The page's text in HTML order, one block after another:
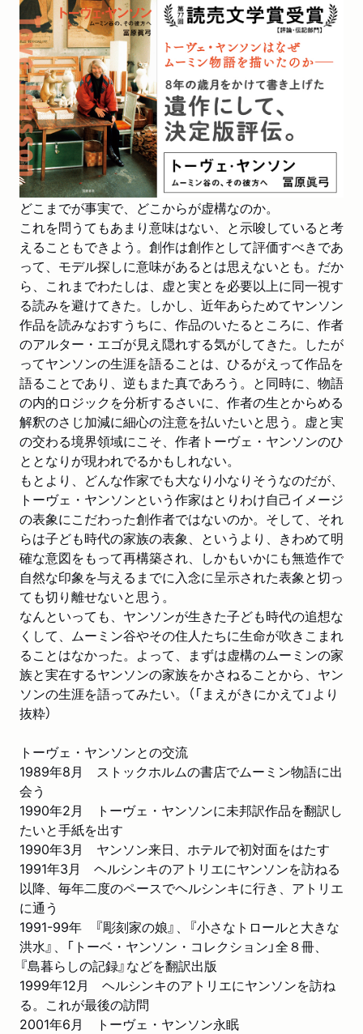
朝日新聞で紹介されました。（評者：石井美保さん）「自分
であろうとする真随に共感」
新聞2025/09/21
共同通信より書評が配信されました。（評者：柗村裕子さん）「虚
実の境に浮かぶ作者像」※以降、京都新聞ほか各地方紙に掲載
WEB2025/09/21
リアルサウンド ブックで紹介されました。「ムーミン谷は
なぜ生まれたのか？ ヤンソン研究の第一人者が解き明か
す、創作と人生」
新聞 2025/09/14
産経新聞で紹介されました。（評者：祖父江慎さん）「ムー
ミン作者 丸ごと」
雑誌2025/09/04
「週刊新潮」9月11日号「15行本棚」で紹介されました。
雑誌2025/09/01
「週刊エコノミスト」9月9日号「Book Review」で紹介され
ました。
新聞2025/08/25
読売新聞夕刊「本よみうり堂 トレンド館」で紹介されまし
た。「作者と直接交流」
新聞2025/08/16
日本経済新聞で紹介されました。（評者:森絵都さん）
新聞2025/08/10
読売新聞「本よみうり堂」で紹介されました。（評者:奈倉有
里さん）
新聞 2025/07/23
朝日新聞「天声人語」で紹介されました。
どこまでが事実で、どこからが虚構なのか。
これを問うてもあまり意味はない、と示唆していると考
えることもできよう。創作は創作として評価すべきであ
って、モデル探しに意味があるとは思えないとも。だか
ら、これまでわたしは、虚と実とを必要以上に同一視す
る読みを避けてきた。しかし、近年あらためてヤンソン
作品を読みなおすうちに、作品のいたるところに、作者
のアルター・エゴが見え隠れする気がしてきた。したが
ってヤンソンの生涯を語ることは、ひるがえって作品を
語ることであり、逆もまた真であろう。と同時に、物語
の内的ロジックを分析するさいに、作者の生とからめる
解釈のさじ加減に細心の注意を払いたいと思う。虚と実
の交わる境界領域にこそ、作者トーヴェ・ヤンソンのひ
ととなりが現われでるかもしれない。
もとより、どんな作家でも大なり小なりそうなのだが、
トーヴェ・ヤンソンという作家はとりわけ自己イメージ
の表象にこだわった創作者ではないのか。そして、それ
らは子ども時代の家族の表象、というより、きわめて明
確な意図をもって再構築され、しかもいかにも無造作で
自然な印象を与えるまでに入念に呈示された表象と切っ
ても切り離せないと思う。
なんといっても、ヤンソンが生きた子ども時代の追想な
くして、ムーミン谷やその住人たちに生命が吹きこまれ
ることはなかった。よって、まずは虚構のムーミンの家
族と実在するヤンソンの家族をかさねることから、ヤン
ソンの生涯を語ってみたい。（「まえがきにかえて」より
抜粋）
トーヴェ・ヤンソンとの交流
1989年8月 ストックホルムの書店でムーミン物語に出
会う
1990年2月 トーヴェ・ヤンソンに未邦訳作品を翻訳し
たいと手紙を出す
1990年3月 ヤンソン来日、ホテルで初対面をはたす
1991年3月 ヘルシンキのアトリエにヤンソンを訪ねる
以降、毎年二度のペースでヘルシンキに行き、アトリエ
に通う
1991-99年 『彫刻家の娘』、『小さなトロールと大きな
洪水』、「トーベ・ヤンソン・コレクション」全８冊、
『島暮らしの記録』などを翻訳出版
1999年12月 ヘルシンキのアトリエにヤンソンを訪ね
る。これが最後の訪問
2001年6月 トーヴェ・ヤンソン永眠